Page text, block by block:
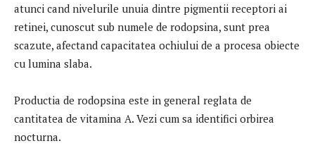
atunci cand nivelurile unuia dintre pigmentii receptori ai
retinei, cunoscut sub numele de rodopsina, sunt prea
scazute, afectand capacitatea ochiului de a procesa obiecte
cu lumina slaba.
Productia de rodopsina este in general reglata de
cantitatea de vitamina A. Vezi cum sa identifici orbirea
nocturna.